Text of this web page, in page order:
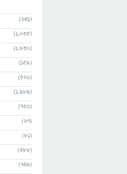
(641)
(1,035)
(1,830)
(159)
(526)
(1,989)
(736)
(67)
(81)
(388)
(749)